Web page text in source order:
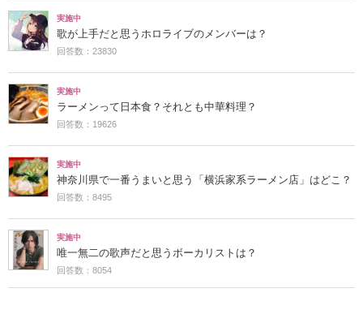
実施中
歌が上手だと思うホロライブのメンバーは？
回答数：23830
実施中
ラーメンって日本食？それとも中華料理？
回答数：19626
実施中
神奈川県で一番うまいと思う「横浜家系ラーメン店」はどこ？
回答数：8495
実施中
唯一無二の歌声だと思うボーカリストは？
回答数：8054